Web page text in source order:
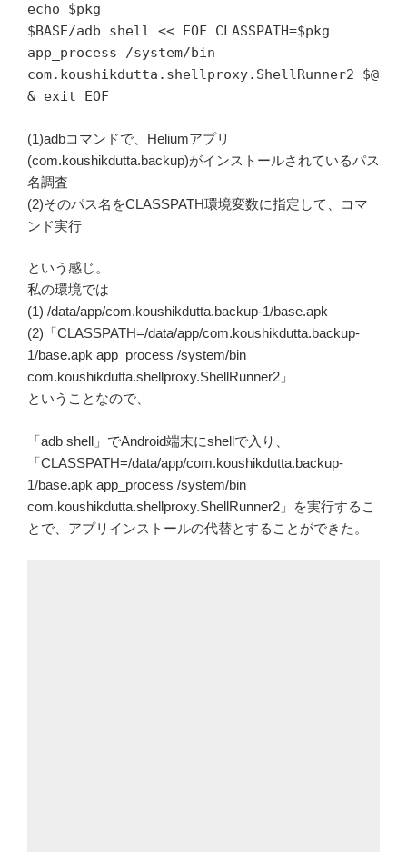
echo $pkg
$BASE/adb shell << EOF CLASSPATH=$pkg
app_process /system/bin
com.koushikdutta.shellproxy.ShellRunner2 $@
& exit EOF
(1)adbコマンドで、Heliumアプリ
(com.koushikdutta.backup)がインストールされているパス
名調査
(2)そのパス名をCLASSPATH環境変数に指定して、コマ
ンド実行
という感じ。
私の環境では
(1) /data/app/com.koushikdutta.backup-1/base.apk
(2)「CLASSPATH=/data/app/com.koushikdutta.backup-
1/base.apk app_process /system/bin
com.koushikdutta.shellproxy.ShellRunner2」
ということなので、
「adb shell」でAndroid端末にshellで入り、
「CLASSPATH=/data/app/com.koushikdutta.backup-
1/base.apk app_process /system/bin
com.koushikdutta.shellproxy.ShellRunner2」を実行するこ
とで、アプリインストールの代替とすることができた。